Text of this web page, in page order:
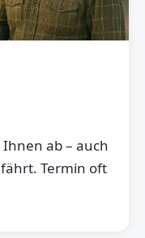
ab – auch
Termin oft